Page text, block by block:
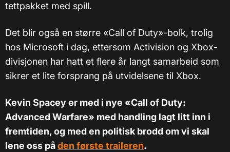
tettpakket med spill.
Det blir også en større «Call of Duty»-bolk, trolig
hos Microsoft i dag, ettersom Activision og Xbox-
divisjonen har hatt et flere år langt samarbeid som
sikrer et lite forsprang på utvidelsene til Xbox.
Kevin Spacey er med i nye «Call of Duty:
Advanced Warfare» med handling lagt litt inn i
fremtiden, og med en politisk brodd om vi skal
lene oss påden første traileren.